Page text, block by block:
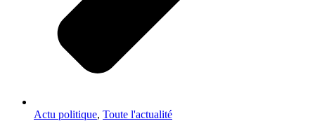
Actu politique, Toute l'actualité